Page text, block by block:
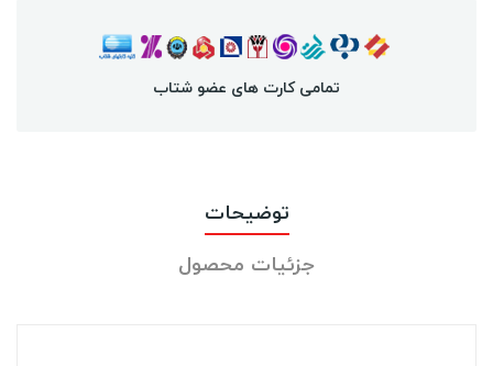
تمامی کارت های عضو شتاب
توضیحات
جزئیات محصول